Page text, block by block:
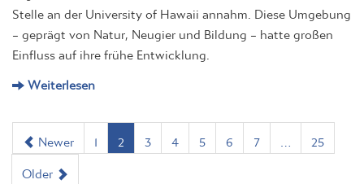
Stelle an der University of Hawaii annahm. Diese Umgebung
– geprägt von Natur, Neugier und Bildung – hatte großen
Einfluss auf ihre frühe Entwicklung.
Weiterlesen
Newer 1 2 3 4 5 6 7
25
Older